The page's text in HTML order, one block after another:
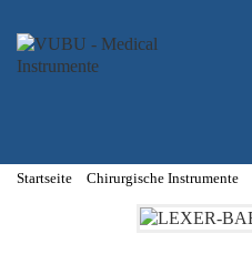
Startseite Chirurgische Instrumente